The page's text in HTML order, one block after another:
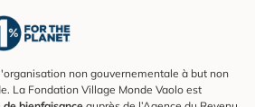
non gouvernementale à but non
La Fondation Village Monde Vaolo est